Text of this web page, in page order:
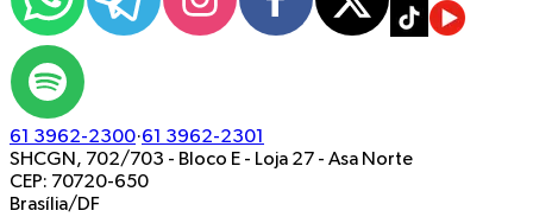
61 3962-2300·61 3962-2301
SHCGN, 702/703 - Bloco E - Loja 27 - Asa Norte
CEP: 70720-650
Brasília/DF